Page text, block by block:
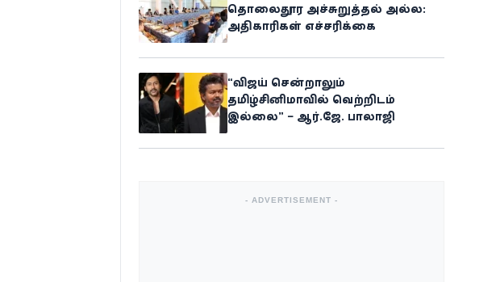
தொலைதூர அச்சுறுத்தல் அல்ல:
அதிகாரிகள் எச்சரிக்கை
“விஜய் சென்றாலும்
தமிழ்சினிமாவில் வெற்றிடம்
இல்லை” – ஆர்.ஜே. பாலாஜி
- ADVERTISEMENT -